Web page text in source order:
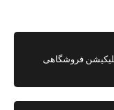
فروشگاهی